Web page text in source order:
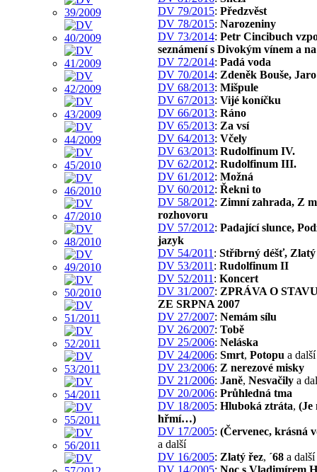
DV 79/2015: Předzvěst
DV 78/2015: Narozeniny
DV 73/2014: Petr Cincibuch
seznámení s Divokým vínem a
DV 72/2014: Padá voda
DV 70/2014: Zdeněk Bouše,
DV 68/2013: Mišpule
DV 67/2013: Vijé koníčku
DV 66/2013: Ráno
DV 65/2013: Za vsí
DV 64/2013: Včely
DV 63/2013: Rudolfinum IV.
DV 62/2012: Rudolfinum III.
DV 61/2012: Možná
DV 60/2012: Řekni to
DV 58/2012: Zimní zahrada, Z
rozhovoru
DV 57/2012: Padající slunce,
jazyk
DV 54/2011 : Stříbrný déšť,
DV 53/2011 : Rudolfinum II
DV 52/2011 : Koncert
DV 31/2007: ZPRÁVA O
ZE SRPNA 2007
DV 27/2007: Nemám sílu
DV 26/2007: Tobě
DV 25/2006: Neláska
DV 24/2006: Smrt, Potopu a další
DV 23/2006: Z nerezové misky
DV 21/2006: Janě, Nesvačily a
DV 20/2006: Průhledná tma
DV 18/2005: Hluboká ztráta, (Je
hřmí…)
DV 17/2005: (Červenec, krásná
a další
DV 16/2005: Zlatý řez, ´68 a další
DV 14/2005: Noc s Vladimírem